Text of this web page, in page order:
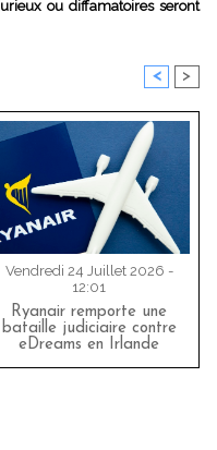
ou diffamatoires seront
< >
Vendredi 24 Juillet 2026 -
12:01
Ryanair remporte une
bataille judiciaire contre
eDreams en Irlande